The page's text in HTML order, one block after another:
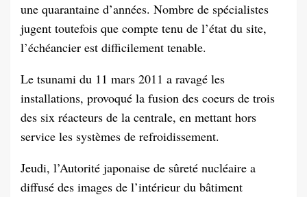
une quarantaine d’années. Nombre de spécialistes
jugent toutefois que compte tenu de l’état du site,
l’échéancier est difficilement tenable.
Le tsunami du 11 mars 2011 a ravagé les
installations, provoqué la fusion des coeurs de trois
des six réacteurs de la centrale, en mettant hors
service les systèmes de refroidissement.
Jeudi, l’Autorité japonaise de sûreté nucléaire a
diffusé des images de l’intérieur du bâtiment